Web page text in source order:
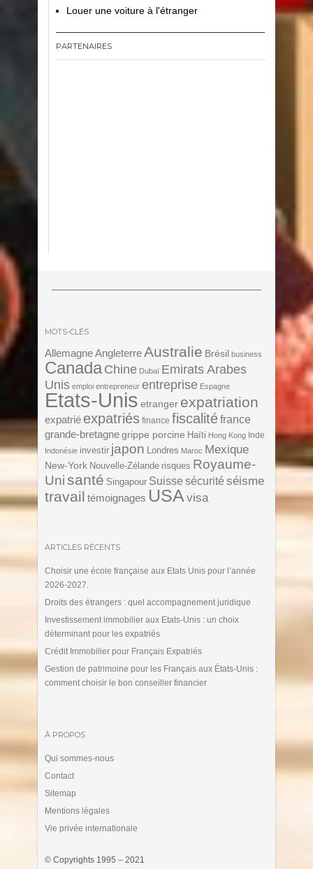
Louer une voiture à l'étranger
PARTENAIRES
MOTS-CLÉS
Allemagne AngleterreAustralie Brésil business
Canada Chine Dubaï Emirats Arabes
Unis emploi entrepreneur entreprise Espagne
Etats-Unis etranger expatriation
expatrié expatriés finance fiscalitéfrance
grande-bretagne grippe porcine Haïti Hong Kong Inde
Indonésie investir japon Londres Maroc Mexique
New-York Nouvelle-Zélande risques Royaume-
Unisanté Singapour Suisse sécurité séisme
travail témoignages USA visa
ARTICLES RÉCENTS
Choisir une école française aux Etats Unis pour l’année
2026-2027.
Droits des étrangers : quel accompagnement juridique
Investissement immobilier aux Etats-Unis : un choix
déterminant pour les expatriés
Crédit Immobilier pour Français Expatriés
Gestion de patrimoine pour les Français aux États-Unis :
comment choisir le bon conseiller financier
À PROPOS
Qui sommes-nous
Contact
Sitemap
Mentions légales
Vie privée internationale
© Copyrights 1995 – 2021